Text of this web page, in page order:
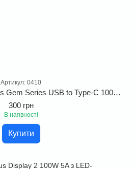
Артикул: 0410
Потужний кабель Baseus Gem Series USB to Type-C 100W 20V 6A для iPhone 16 Pro Max та MacBook
300 грн
В наявності
Купити